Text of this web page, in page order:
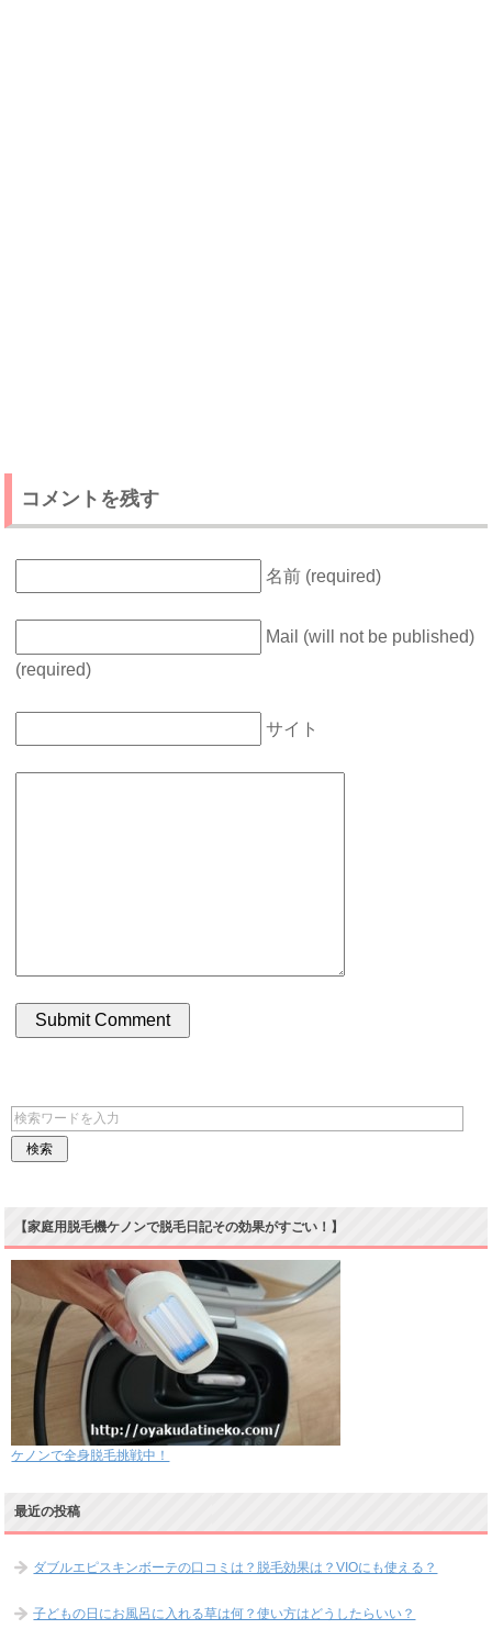
コメントを残す
名前 (required)
Mail (will not be published)
(required)
サイト
【家庭用脱毛機ケノンで脱毛日記その効果がすごい！】
ケノンで全身脱毛挑戦中！
最近の投稿
ダブルエピスキンボーテの口コミは？脱毛効果は？VIOにも使える？
子どもの日にお風呂に入れる草は何？使い方はどうしたらいい？